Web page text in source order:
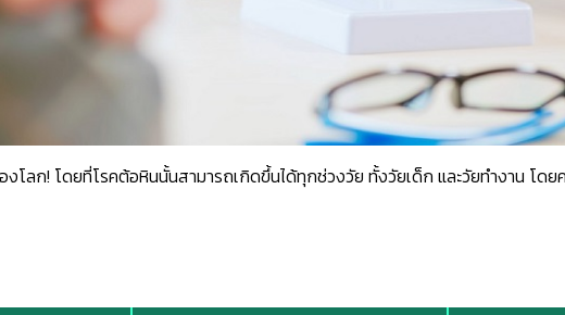
ลก! โดยที่โรคต้อหินนั้นสามารถเกิดขึ้นได้ทุกช่วงวัย ทั้งวัยเด็ก และวัยทำงาน โดย